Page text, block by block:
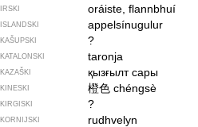
IRSKI oráiste, flannbhuí
ISLANDSKI appelsínugulur
KAŠUPSKI ?
KATALONSKI taronja
KAZAŠKI қызғылт сары
KINESKI 橙色chéngsè
KIRGISKI ?
KORNIJSKI rudhvelyn